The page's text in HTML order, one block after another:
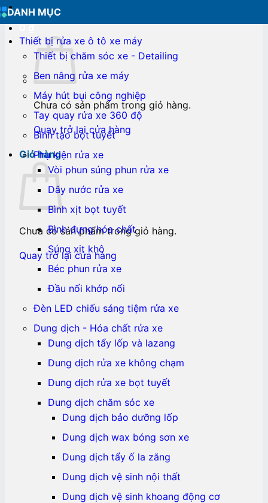
0₫
Chưa có sản phẩm trong giỏ hàng.
Quay trở lại cửa hàng
Giỏ hàng
Chưa có sản phẩm trong giỏ hàng.
Quay trở lại cửa hàng
DANH MỤC
Thiết bị rửa xe ô tô xe máy
Thiết bị chăm sóc xe - Detailing
Ben nâng rửa xe máy
Máy hút bụi công nghiệp
Tay quay rửa xe 360 độ
Bình tạo bọt tuyết
Phụ kiện rửa xe
Vòi phun súng phun rửa xe
Dây nước rửa xe
Bình xịt bọt tuyết
Bình đựng hóa chất
Súng xịt khô
Béc phun rửa xe
Đầu nối khớp nối
Đèn LED chiếu sáng tiệm rửa xe
Dung dịch - Hóa chất rửa xe
Dung dịch tẩy lốp và lazang
Dung dịch rửa xe không chạm
Dung dịch rửa xe bọt tuyết
Dung dịch chăm sóc xe
Dung dịch bảo dưỡng lốp
Dung dịch wax bóng sơn xe
Dung dịch tẩy ố la zăng
Dung dịch vệ sinh nội thất
Dung dịch vệ sinh khoang động cơ